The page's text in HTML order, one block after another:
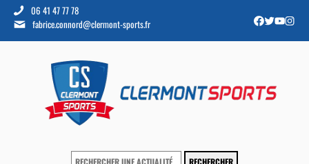
06 41 47 77 78
fabrice.connord@clermont-sports.fr